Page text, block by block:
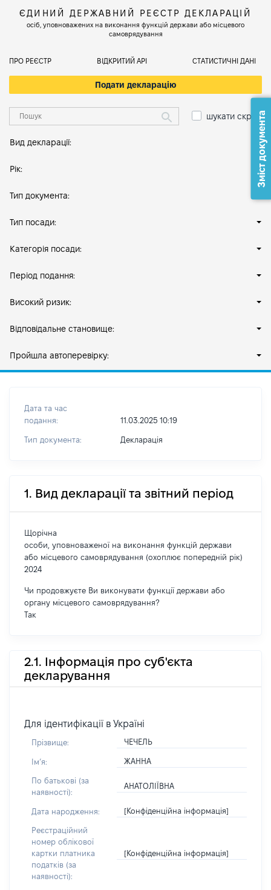
ЄДИНИЙ ДЕРЖАВНИЙ РЕЄСТР ДЕКЛАРАЦІЙ
осіб, уповноважених на виконання функцій держави або місцевого
самоврядування
ПРО РЕЄСТР ВІДКРИТИЙ АРІ СТАТИСТИЧНІ ДАНІ
Подати декларацію
шукати скрізь
Вид декларації:
Рік:
Тип документа:
Тип посади:
Категорія посади:
Період подання:
Високий ризик:
Відповідальне становище:
Пройшла автоперевірку:
Дата та час
подання:
11.03.2025 10:19
Тип документа: Декларація
1. Вид декларації та звітний період
Щорічна
особи, уповноваженої на виконання функцій держави
або місцевого самоврядування (охоплює попередній рік)
2024
Чи продовжуєте Ви виконувати функції держави або
органу місцевого самоврядування?
Так
2.1. Інформація про суб'єкта
декларування
Для ідентифікації в Україні
Прізвище: ЧЕЧЕЛЬ
Імʼя: ЖАННА
По батькові (за
наявності):
АНАТОЛІЇВНА
Дата народження: [Конфіденційна інформація]
Реєстраційний
номер облікової
картки платника
податків (за
наявності):
[Конфіденційна інформація]
Зміст документа